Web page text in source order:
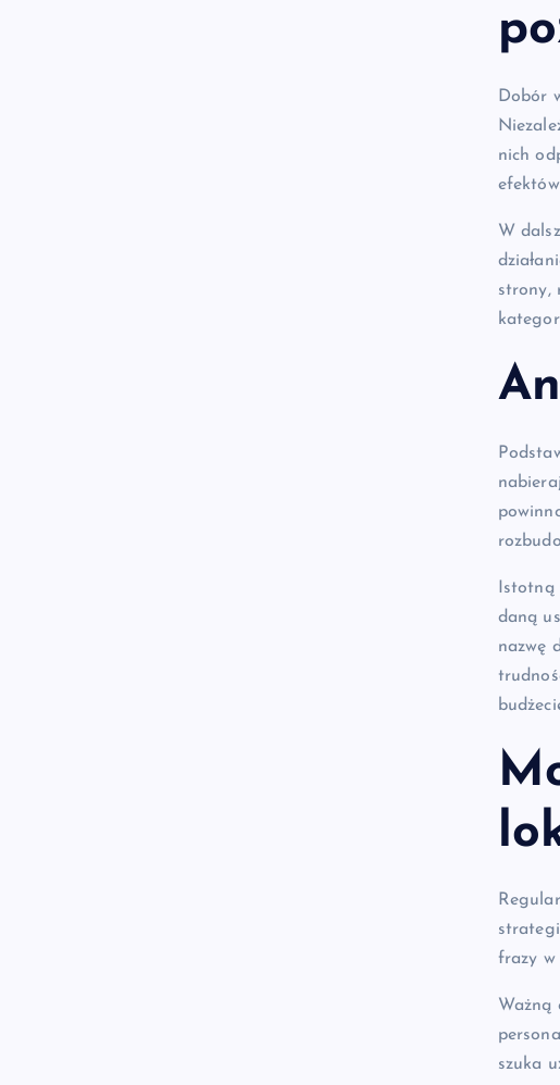
Dobór
nich
W
strony,
daną
nazwę
frazy w
Ważną
szuka